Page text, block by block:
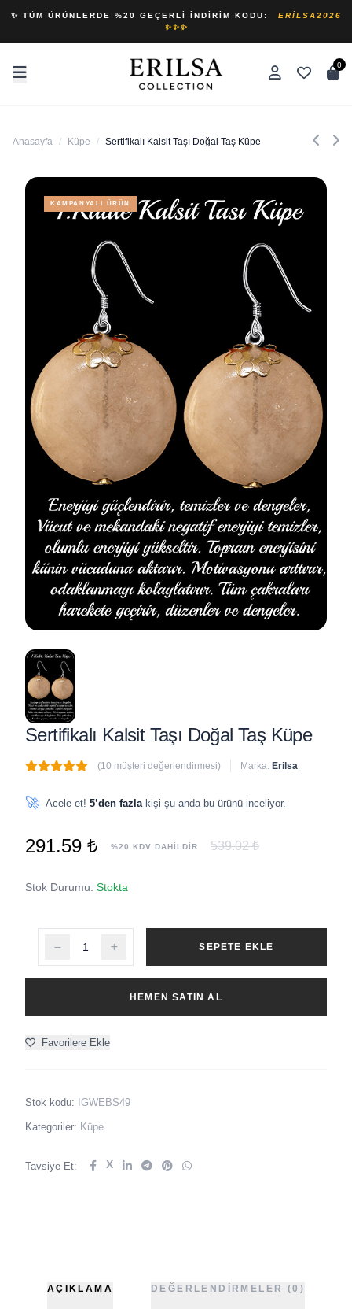
✨ TÜM ÜRÜNLERDE %20 GEÇERLI İNDIRIM KODU:
ERILSA2026
✨✨✨
0
Anasayfa / Küpe / Sertifikalı Kalsit Taşı Doğal Taş Küpe
KAMPANYALI ÜRÜN
Sertifikalı Kalsit Taşı Doğal Taş Küpe
(10 müşteri değerlendirmesi) Marka: Erilsa
🚀 Acele et! 5’den fazla kişi şu anda bu ürünü inceliyor.
291.59 ₺ %20 KDV DAHİLDİR 539.02 ₺
Stok Durumu: Stokta
SEPETE EKLE
HEMEN SATIN AL
Favorilere Ekle
Stok kodu: IGWEBS49
Kategoriler: Küpe
Tavsiye Et: X
AÇIKLAMA DEĞERLENDIRMELER (0)